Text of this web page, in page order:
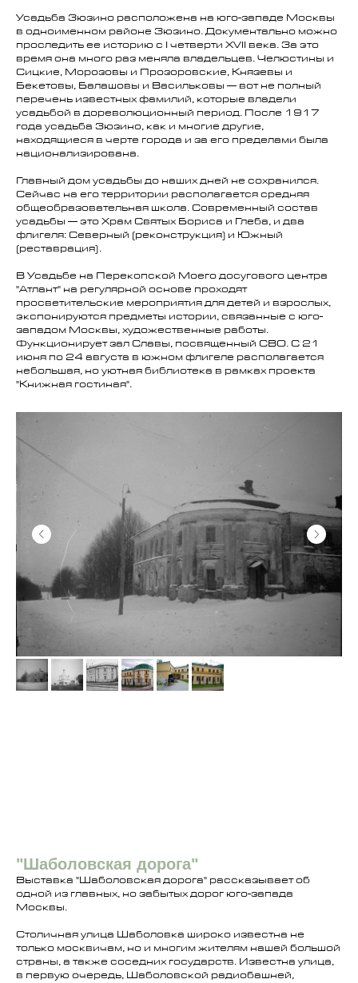
Усадьба Зюзино расположена на юго-западе Москвы
в одноименном районе Зюзино. Документально можно
проследить ее историю с I четверти XVII века. За это
время она много раз меняла владельцев. Челюстины и
Сицкие, Морозовы и Прозоровские, Князевы и
Бекетовы, Балашовы и Васильковы — вот не полный
перечень известных фамилий, которые владели
усадьбой в дореволюционный период. После 1917
года усадьба Зюзино, как и многие другие,
находящиеся в черте города и за его пределами была
национализирована.
Главный дом усадьбы до наших дней не сохранился.
Сейчас на его территории располагается средняя
общеобразовательная школа. Современный состав
усадьбы — это Храм Святых Бориса и Глеба, и два
флигеля: Северный (реконструкция) и Южный
(реставрация).
В Усадьбе на Перекопской Моего досугового центра
"Атлант" на регулярной основе проходят
просветительские мероприятия для детей и взрослых,
экспонируются предметы истории, связанные с юго-
западом Москвы, художественные работы.
Функционирует зал Славы, посвященный СВО. С 21
июня по 24 августа в южном флигеле располагается
небольшая, но уютная библиотека в рамках проекта
"Книжная гостиная".
"Шаболовская дорога"
Выставка "Шаболовская дорога" рассказывает об
одной из главных, но забытых дорог юго-запада
Москвы.
Столичная улица Шаболовка широко известна не
только москвичам, но и многим жителям нашей большой
страны, а также соседних государств. Известна улица,
в первую очередь, Шаболовской радиобашней,